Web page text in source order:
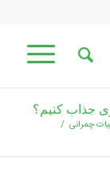
جذاب کنیم؟
چمرانی /